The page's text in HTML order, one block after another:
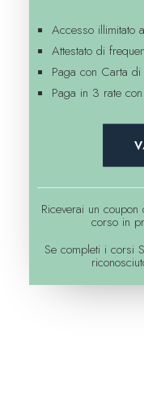
Accesso illimitato
Attestato di
Paga con Carta
Paga in 3 rate
Riceverai un
corso in
Se completi i corsi